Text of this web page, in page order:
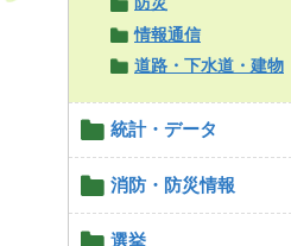
情報通信
道路・下水道・建物
統計・データ
消防・防災情報
選挙